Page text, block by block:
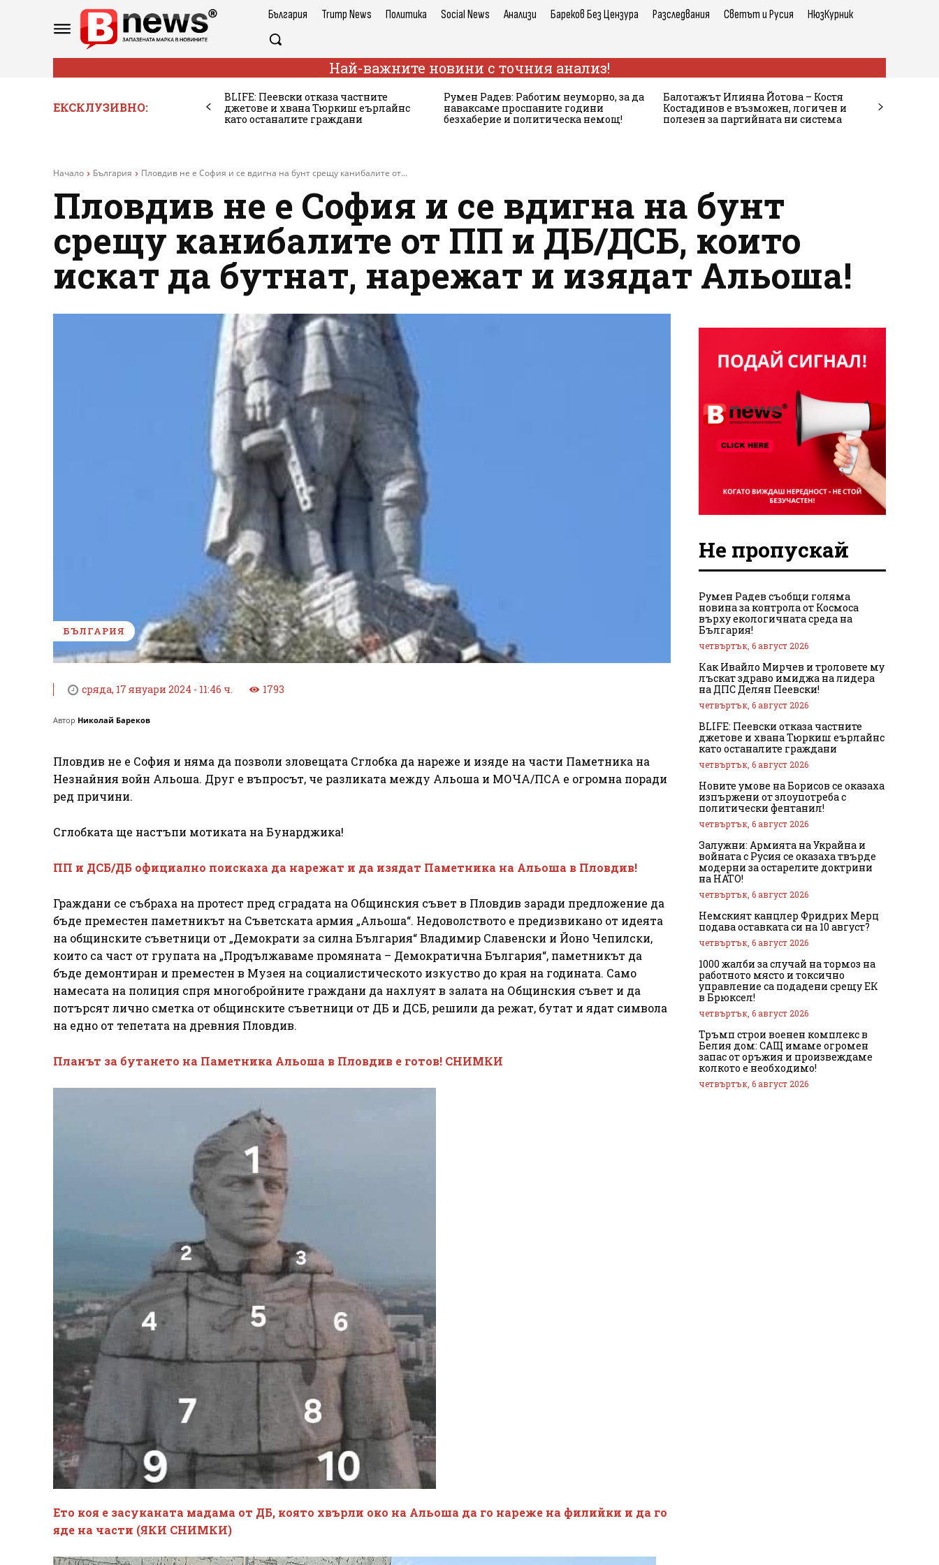
България Trump News Политика Social News Анализи Бареков Без Цензура Разследвания Светът и Русия НюзКурник
Най-важните новини с точния анализ!
ЕКСКЛУЗИВНО:
BLIFE: Пеевски отказа частните
джетове и хвана Тюркиш еърлайнс
като останалите граждани
Румен Радев: Работим неуморно, за да
наваксаме проспаните години
безхаберие и политическа немощ!
Балотажът Илияна Йотова – Костя
Костадинов е възможен, логичен и
полезен за партийната ни система
Начало България Пловдив не е София и се вдигна на бунт срещу канибалите от...
Пловдив не е София и се вдигна на бунт
срещу канибалите от ПП и ДБ/ДСБ, които
искат да бутнат, нарежат и изядат Альоша!
БЪЛГАРИЯ
сряда, 17 януари 2024 - 11:46 ч. 1793
Автор Николай Бареков
Пловдив не е София и няма да позволи зловещата Сглобка да нареже и изяде на части Паметника на
Незнайния войн Альоша. Друг е въпросът, че разликата между Альоша и МОЧА/ПСА е огромна поради
ред причини.
Сглобката ще настъпи мотиката на Бунарджика!
ПП и ДСБ/ДБ официално поискаха да нарежат и да изядат Паметника на Альоша в Пловдив!
Граждани се събраха на протест пред сградата на Общинския съвет в Пловдив заради предложение да
бъде преместен паметникът на Съветската армия „Альоша“. Недоволството е предизвикано от идеята
на общинските съветници от „Демократи за силна България“ Владимир Славенски и Йоно Чепилски,
които са част от групата на „Продължаваме промяната – Демократична България“, паметникът да
бъде демонтиран и преместен в Музея на социалистическото изкуство до края на годината. Само
намесата на полиция спря многобройните граждани да нахлуят в залата на Общинския съвет и да
потърсят лично сметка от общинските съветници от ДБ и ДСБ, решили да режат, бутат и ядат символа
на едно от тепетата на древния Пловдив.
Планът за бутането на Паметника Альоша в Пловдив е готов! СНИМКИ
Ето коя е засуканата мадама от ДБ, която хвърли око на Альоша да го нареже на филийки и да го
яде на части (ЯКИ СНИМКИ)
Не пропускай
Румен Радев съобщи голяма
новина за контрола от Космоса
върху екологичната среда на
България!
четвъртък, 6 август 2026
Как Ивайло Мирчев и троловете му
лъскат здраво имиджа на лидера
на ДПС Делян Пеевски!
четвъртък, 6 август 2026
BLIFE: Пеевски отказа частните
джетове и хвана Тюркиш еърлайнс
като останалите граждани
четвъртък, 6 август 2026
Новите умове на Борисов се оказаха
изпържени от злоупотреба с
политически фентанил!
четвъртък, 6 август 2026
Залужни: Армията на Украйна и
войната с Русия се оказаха твърде
модерни за остарелите доктрини
на НАТО!
четвъртък, 6 август 2026
Немският канцлер Фридрих Мерц
подава оставката си на 10 август?
четвъртък, 6 август 2026
1000 жалби за случай на тормоз на
работното място и токсично
управление са подадени срещу ЕК
в Брюксел!
четвъртък, 6 август 2026
Тръмп строи военен комплекс в
Белия дом: САЩ имаме огромен
запас от оръжия и произвеждаме
колкото е необходимо!
четвъртък, 6 август 2026